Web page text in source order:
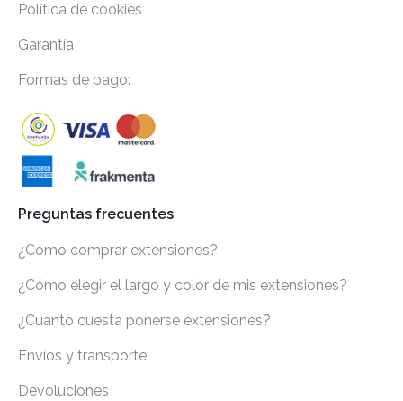
Política de cookies
Garantía
Formas de pago:
Preguntas frecuentes
¿Cómo comprar extensiones?
¿Cómo elegir el largo y color de mis extensiones?
¿Cuanto cuesta ponerse extensiones?
Envíos y transporte
Devoluciones